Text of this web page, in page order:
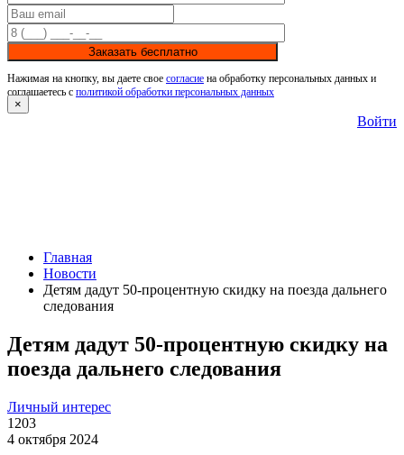
Заказать бесплатно
Нажимая на кнопку, вы даете свое согласие на обработку персональных данных и
соглашаетесь с политикой обработки персональных данных
×
Войти
Главная
Новости
Детям дадут 50-процентную скидку на поезда дальнего
следования
Детям дадут 50-процентную скидку на
поезда дальнего следования
Личный интерес
1203
4 октября 2024